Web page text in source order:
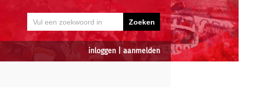
inloggen aanmelden